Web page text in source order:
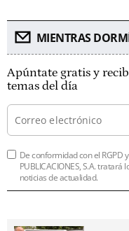
MIENTRAS
Apúntate gratis y
temas del día
De conformidad con el RGPD y
PUBLICACIONES, S.A.
noticias de actualidad.